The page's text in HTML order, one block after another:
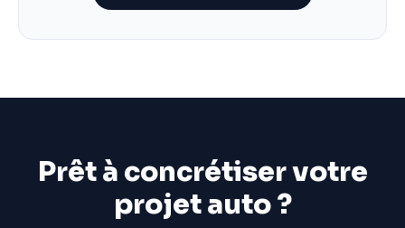
Prêt à concrétiser votre
projet auto ?